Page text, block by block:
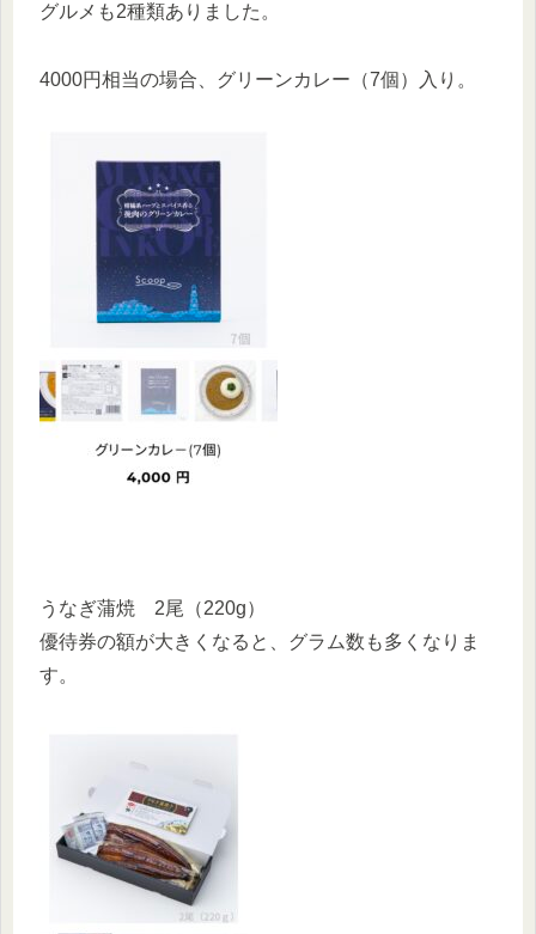
グルメも2種類ありました。
4000円相当の場合、グリーンカレー（7個）入り。
うなぎ蒲焼 2尾（220g）
優待券の額が大きくなると、グラム数も多くなりま
す。